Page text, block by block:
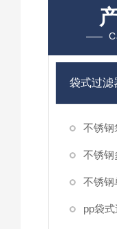
袋式过滤
不锈钢
不锈钢
不锈钢
pp袋